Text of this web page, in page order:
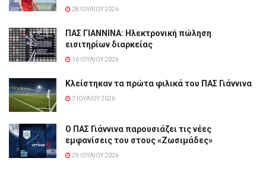
28 ΙΟΥΛΊΟΥ 2026
ΠΑΣ ΓΙΑΝΝΙΝΑ: Hλεκτρονική πώληση
εισιτηρίων διαρκείας
16 ΙΟΥΛΊΟΥ 2026
Κλείστηκαν τα πρώτα φιλικά του ΠΑΣ Γιάννινα
7 ΙΟΥΛΊΟΥ 2026
Ο ΠΑΣ Γιάννινα παρουσιάζει τις νέες
εμφανίσεις του στους «Ζωσιμάδες»
29 ΙΟΥΛΊΟΥ 2026